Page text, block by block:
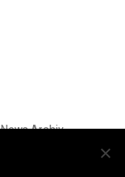
News Archiv